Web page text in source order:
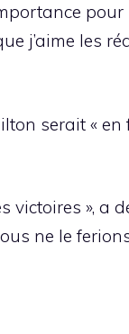
pour
j’aime les
serait « en
victoires », a
ne le